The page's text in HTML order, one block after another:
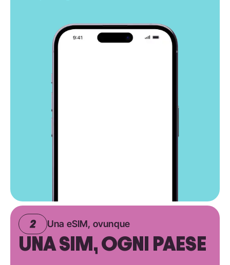
Una eSIM, ovunque
UNA SIM, OGNI PAESE